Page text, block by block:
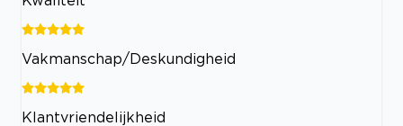
Vakmanschap/Deskundigheid
Klantvriendelijkheid